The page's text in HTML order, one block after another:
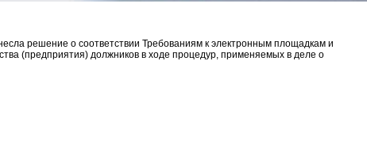
решение о соответствии Требованиям к электронным площадкам и
(предприятия) должников в ходе процедур, применяемых в деле о